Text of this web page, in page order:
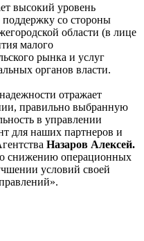
высокий уровень
со стороны
области (в лице
малого
рынка и услуг
органов власти.
отражает
правильно выбранную
в управлении
для наших партнеров и
Назаров Алексей.
снижению операционных
условий своей